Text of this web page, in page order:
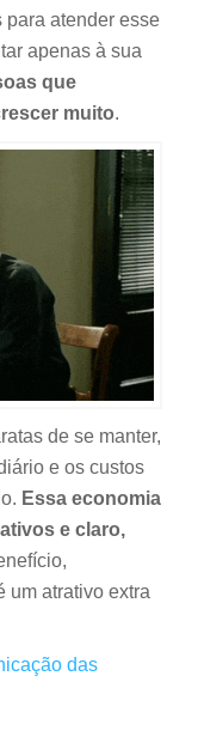
para atender esse
apenas à sua
que
muito.
de se manter,
e os custos
Essa economia
e claro,
um atrativo extra
das